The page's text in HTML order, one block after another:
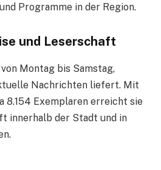
Programme in der Region.
und Leserschaft
Montag bis Samstag,
Nachrichten liefert. Mit
8.154 Exemplaren erreicht sie
innerhalb der Stadt und in